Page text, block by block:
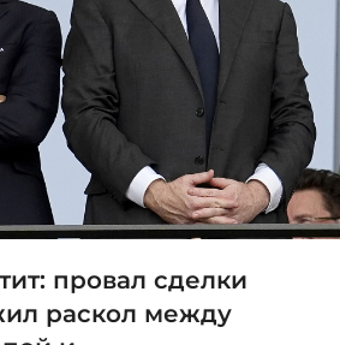
провал сделки
раскол между